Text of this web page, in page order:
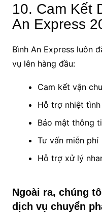
10. Cam Kết
An Express
Bình An Express luôn
vụ lên hàng đầu:
Cam kết vận
Hỗ trợ nhiệt
Bảo mật thông
Tư vấn miễn phí
Hỗ trợ xử lý
Ngoài ra, chúng
dịch vụ chuyển